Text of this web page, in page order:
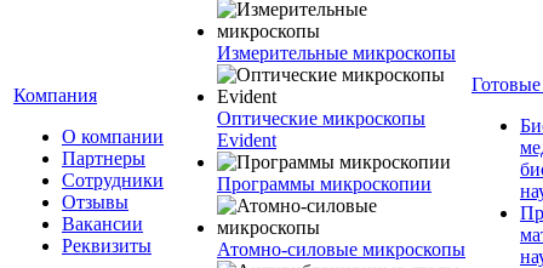
Компания
О компании
Партнеры
Сотрудники
Отзывы
Вакансии
Реквизиты
Измерительные микроскопы
Оптические микроскопы
Evident
Программы микроскопии
Атомно-силовые микроскопы